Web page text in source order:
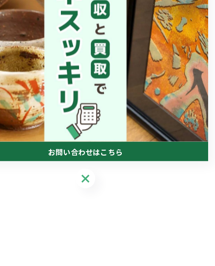
お問い合わせはこちら
お問い合わせはこちら